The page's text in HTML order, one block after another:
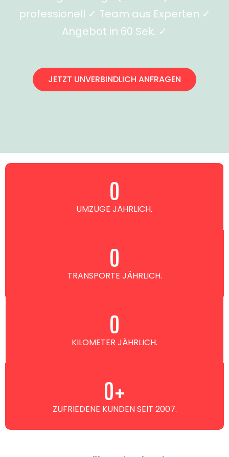
professionell ✓ Team aus Experten ✓
Angebot in 60 Sek. ✓
JETZT UNVERBINDLICH ANFRAGEN
UMZÜGE JÄHRLICH.
0
TRANSPORTE JÄHRLICH.
0
KILOMETER JÄHRLICH.
0
ZUFRIEDENE KUNDEN SEIT 2007.
0+